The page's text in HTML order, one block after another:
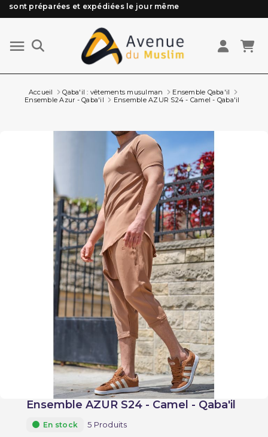
Besoin d'aide ? Retrouvez notre FAQ
Livraison offerte à partir de 89€ d'achat*
Les Commandes passées avant 15h (lun au Vend)
sont préparées et expédiées le jour même
Accueil Qaba'il : vêtements musulman
Ensemble Qaba'il
Ensemble Azur - Qaba'il
Ensemble AZUR S24 - Camel - Qaba'il
Ensemble AZUR S24 - Camel - Qaba'il
En stock 5 Produits